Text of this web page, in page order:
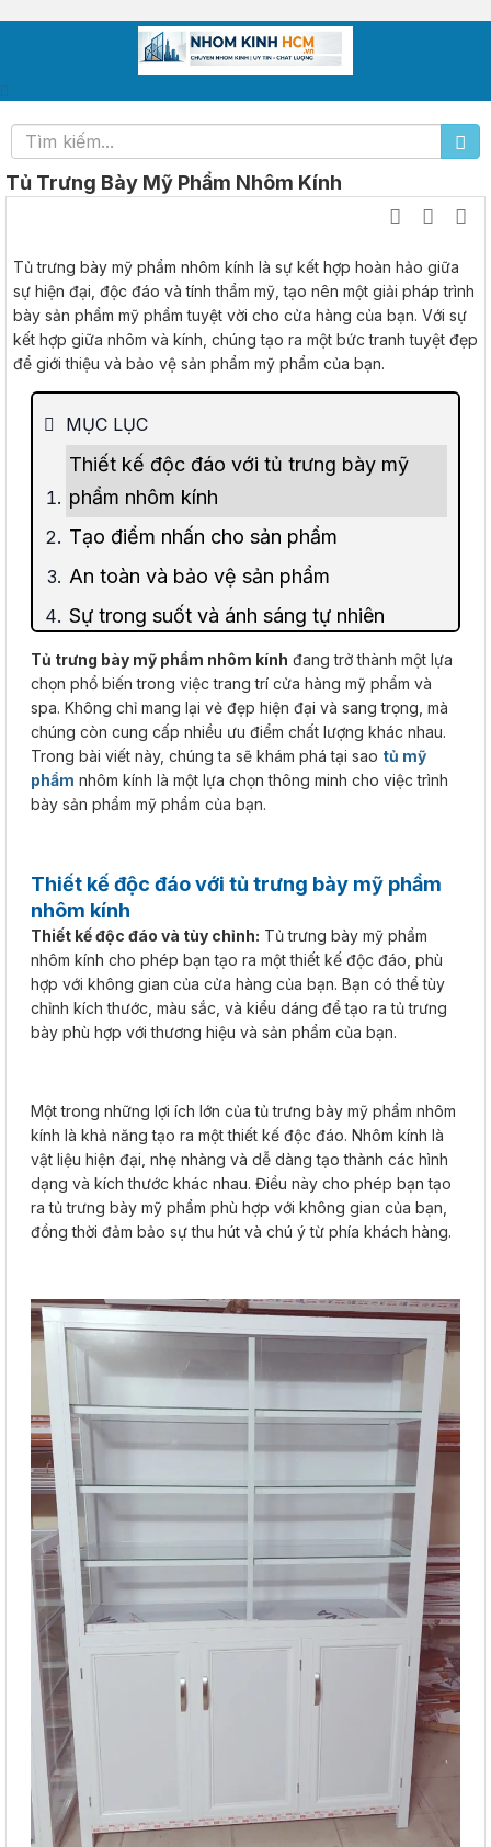
Tủ Trưng Bày Mỹ Phẩm Nhôm Kính
Tủ trưng bày mỹ phẩm nhôm kính là sự kết hợp hoàn hảo giữa
sự hiện đại, độc đáo và tính thẩm mỹ, tạo nên một giải pháp trình
bày sản phẩm mỹ phẩm tuyệt vời cho cửa hàng của bạn. Với sự
kết hợp giữa nhôm và kính, chúng tạo ra một bức tranh tuyệt đẹp
để giới thiệu và bảo vệ sản phẩm mỹ phẩm của bạn.
MỤC LỤC
Thiết kế độc đáo với tủ trưng bày mỹ
phẩm nhôm kính
Tạo điểm nhấn cho sản phẩm
An toàn và bảo vệ sản phẩm
Sự trong suốt và ánh sáng tự nhiên
Sự linh hoạt trong trình bày sản phẩm
Tủ trưng bày mỹ phẩm nhôm kính đang trở thành một lựa
chọn phổ biến trong việc trang trí cửa hàng mỹ phẩm và
spa. Không chỉ mang lại vẻ đẹp hiện đại và sang trọng, mà
chúng còn cung cấp nhiều ưu điểm chất lượng khác nhau.
Trong bài viết này, chúng ta sẽ khám phá tại sao tủ mỹ
phẩm nhôm kính là một lựa chọn thông minh cho việc trình
bày sản phẩm mỹ phẩm của bạn.
Thiết kế độc đáo với tủ trưng bày mỹ phẩm
nhôm kính
Thiết kế độc đáo và tùy chỉnh: Tủ trưng bày mỹ phẩm
nhôm kính cho phép bạn tạo ra một thiết kế độc đáo, phù
hợp với không gian của cửa hàng của bạn. Bạn có thể tùy
chỉnh kích thước, màu sắc, và kiểu dáng để tạo ra tủ trưng
bày phù hợp với thương hiệu và sản phẩm của bạn.
Một trong những lợi ích lớn của tủ trưng bày mỹ phẩm nhôm
kính là khả năng tạo ra một thiết kế độc đáo. Nhôm kính là
vật liệu hiện đại, nhẹ nhàng và dễ dàng tạo thành các hình
dạng và kích thước khác nhau. Điều này cho phép bạn tạo
ra tủ trưng bày mỹ phẩm phù hợp với không gian của bạn,
đồng thời đảm bảo sự thu hút và chú ý từ phía khách hàng.